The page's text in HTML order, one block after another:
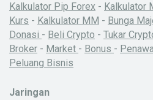
Kalkulator Pip Forex - Kalkulator
Kurs - Kalkulator MM - Bunga
Donasi - Beli Crypto - Tukar
Broker - Market - Bonus -
Peluang Bisnis
Jaringan